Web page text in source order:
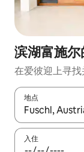
滨湖富施
在爱彼迎上寻
地点
如有搜索结果
入住